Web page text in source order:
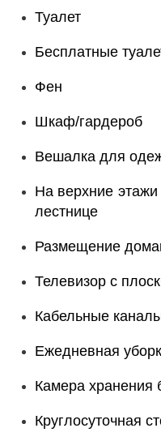
Туалет
Бесплатные
Фен
Шкаф/гардероб
Вешалка для
На верхние
лестнице
Размещение
Телевизор с
Кабельные
Ежедневная
Камера хранения
Круглосуточная